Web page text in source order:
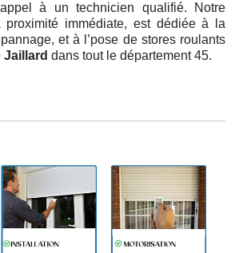
à un technicien qualifié. Notre
proximité immédiate, est dédiée à la
et à l’pose de stores roulants
Jaillard dans tout le département 45.